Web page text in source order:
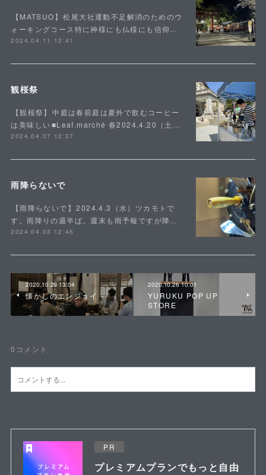
⁡【MATSUO】⁡松尾大社運動不足解消のためのウ
ォーキングコース特に神様にも仏様にも信仰…
2024.04.11 12:41
観桜祭
⁡【観桜祭】⁡中庭は春前庭は夏外で飲むコーヒー
は美味しい⁡■Leaf.marché 春2024.4.20（土…
2024.04.07 12:37
雨降らないで
⁡【雨降らないで】⁡2024.4.3（水）ツカモトで
す。雨降りの週半ば。週末も雨予報ですが降…
2024.04.03 12:46
2020.10.29 13:04
懐かしのエンジョイ
2020.10.26 10:01
YURUKU POP UP
STORE
0 コメント
PR
プレミアムプランでもっと自由